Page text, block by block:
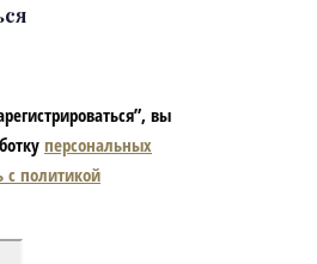
вы
персональных
с политикой